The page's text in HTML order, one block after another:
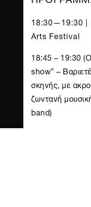
18:30—19:30 |
Arts Festival
18:45 – 19:30
show” –
σκηνής, με
ζωντανή
band)